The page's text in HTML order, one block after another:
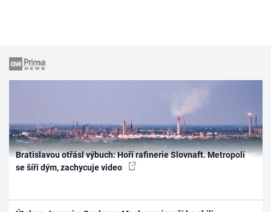
Bratislavou otřásl výbuch: Hoří rafinerie Slovnaft. Metropolí
se šíří dým, zachycuje video